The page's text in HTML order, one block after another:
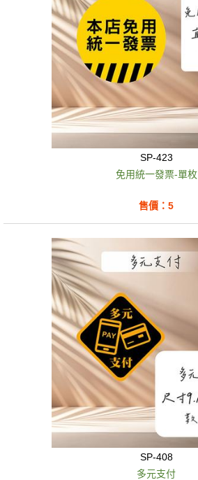
SP-423
免用統一發票-單枚
售價：5
SP-408
多元支付